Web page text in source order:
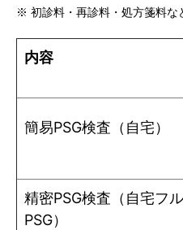
※ 初診料・再診料・処方箋料な
内容
簡易PSG検査（自宅）
精密PSG検査（自宅フル
PSG）